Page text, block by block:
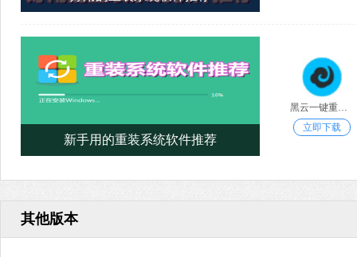
新手用的重装系统软件推荐
立即下载
其他版本